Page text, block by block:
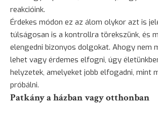
reakcióink.
Érdekes módon ez az álom olykor azt is
túlságosan is a kontrollra törekszünk, és
elengedni bizonyos dolgokat. Ahogy nem
lehet vagy érdemes elfogni, úgy
helyzetek, amelyeket jobb elfogadni, mint
próbálni.
Patkány a házban vagy otthonban